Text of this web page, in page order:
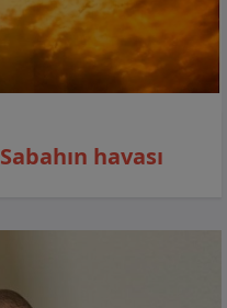
Sabahın havası